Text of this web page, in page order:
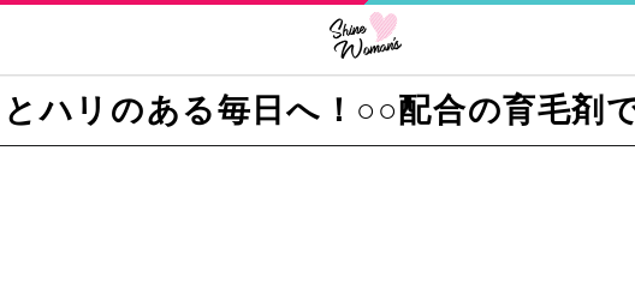
ハリのある毎日へ！○○配合の育毛剤